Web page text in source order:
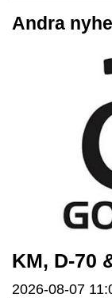
Andra
KM, D-70
2026-08-07